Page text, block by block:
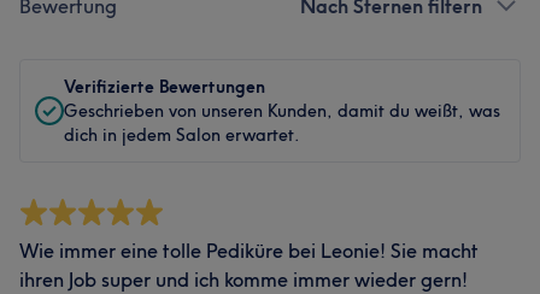
Bewertung Nach Sternen filtern
Verifizierte Bewertungen
Geschrieben von unseren Kunden, damit du weißt, was
dich in jedem Salon erwartet.
Wie immer eine tolle Pediküre bei Leonie! Sie macht
ihren Job super und ich komme immer wieder gern!